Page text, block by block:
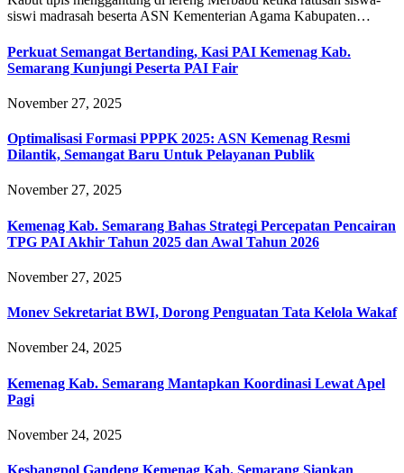
siswi madrasah beserta ASN Kementerian Agama Kabupaten…
Perkuat Semangat Bertanding, Kasi PAI Kemenag Kab.
Semarang Kunjungi Peserta PAI Fair
November 27, 2025
Optimalisasi Formasi PPPK 2025: ASN Kemenag Resmi
Dilantik, Semangat Baru Untuk Pelayanan Publik
November 27, 2025
Kemenag Kab. Semarang Bahas Strategi Percepatan Pencairan
TPG PAI Akhir Tahun 2025 dan Awal Tahun 2026
November 27, 2025
Monev Sekretariat BWI, Dorong Penguatan Tata Kelola Wakaf
November 24, 2025
Kemenag Kab. Semarang Mantapkan Koordinasi Lewat Apel
Pagi
November 24, 2025